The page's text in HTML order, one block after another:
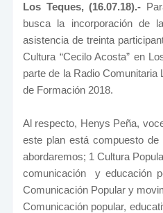
Los Teques, (16.07.18).-
busca la incorporación de
asistencia de treinta
Cultura “Cecilo Acosta” en
parte de la Radio Comunitaria
de Formación 2018.
Al respecto, Henys Peña,
este plan está compuesto
abordaremos; 1 Cultura
comunicación y educación
Comunicación Popular y
Comunicación popular,